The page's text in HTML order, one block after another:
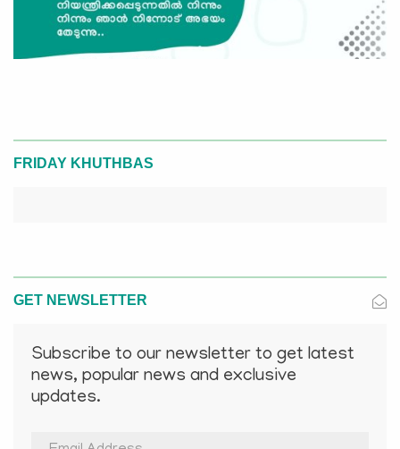
FRIDAY KHUTHBAS
GET NEWSLETTER
Subscribe to our newsletter to get latest
news, popular news and exclusive
updates.